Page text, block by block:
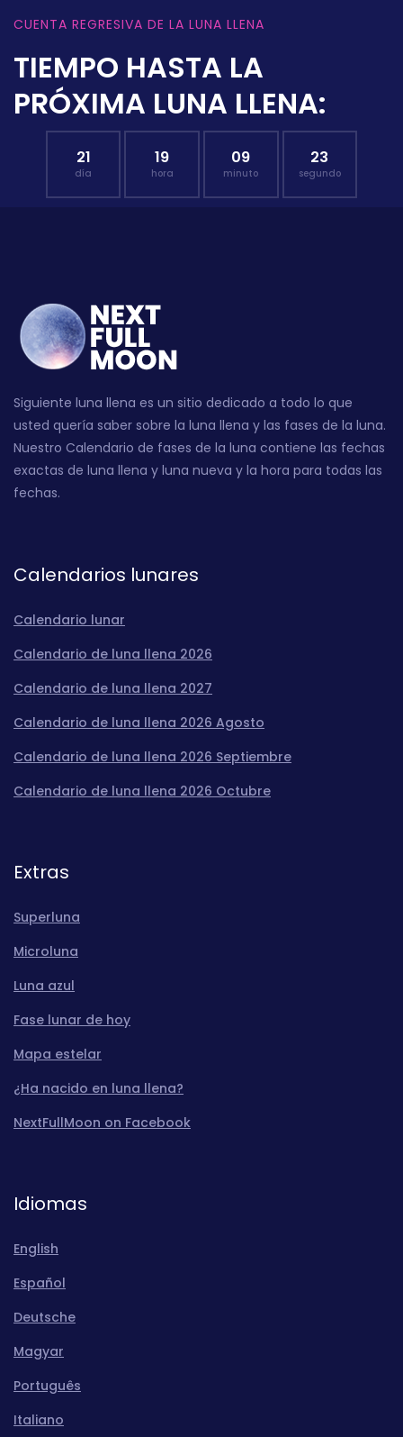
CUENTA REGRESIVA DE LA LUNA LLENA
TIEMPO HASTA LA
PRÓXIMA LUNA LLENA:
21
día
19
hora
09
minuto
22
segundo
Siguiente luna llena es un sitio dedicado a todo lo que
usted quería saber sobre la luna llena y las fases de la luna.
Nuestro Calendario de fases de la luna contiene las fechas
exactas de luna llena y luna nueva y la hora para todas las
fechas.
Calendarios lunares
Calendario lunar
Calendario de luna llena 2026
Calendario de luna llena 2027
Calendario de luna llena 2026 Agosto
Calendario de luna llena 2026 Septiembre
Calendario de luna llena 2026 Octubre
Extras
Superluna
Microluna
Luna azul
Fase lunar de hoy
Mapa estelar
¿Ha nacido en luna llena?
NextFullMoon on Facebook
Idiomas
English
Español
Deutsche
Magyar
Português
Italiano